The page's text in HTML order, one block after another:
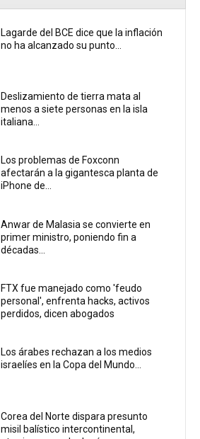
Lagarde del BCE dice que la inflación
no ha alcanzado su punto...
Deslizamiento de tierra mata al
menos a siete personas en la isla
italiana...
Los problemas de Foxconn
afectarán a la gigantesca planta de
iPhone de...
Anwar de Malasia se convierte en
primer ministro, poniendo fin a
décadas...
FTX fue manejado como 'feudo
personal', enfrenta hacks, activos
perdidos, dicen abogados
Los árabes rechazan a los medios
israelíes en la Copa del Mundo...
Corea del Norte dispara presunto
misil balístico intercontinental,